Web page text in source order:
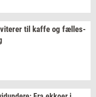
til kaffe og fæl­les­